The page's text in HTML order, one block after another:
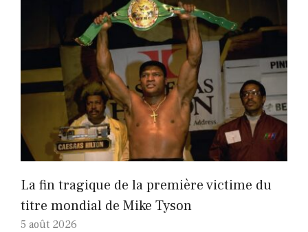
La fin tragique de la première victime du
titre mondial de Mike Tyson
5 août 2026